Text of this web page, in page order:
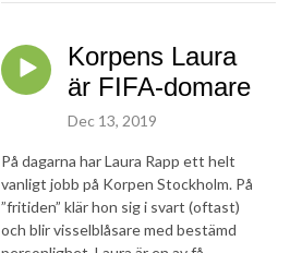
Korpens Laura
är FIFA-domare
Dec 13, 2019
På dagarna har Laura Rapp ett helt
vanligt jobb på Korpen Stockholm. På
”fritiden” klär hon sig i svart (oftast)
och blir visselblåsare med bestämd